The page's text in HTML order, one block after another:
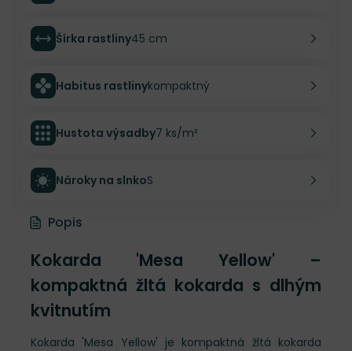
Šírka rastliny45 cm
Habitus rastlinykompaktný
Hustota výsadby7 ks/m²
Nároky na slnkoS
Popis
Kokarda 'Mesa Yellow' –
kompaktná žltá kokarda s dlhým
kvitnutím
Kokarda 'Mesa Yellow' je kompaktná žltá kokarda